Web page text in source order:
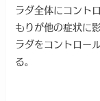
ラダ全体にコント
もりが他の症状に
ラダをコントロー
る。